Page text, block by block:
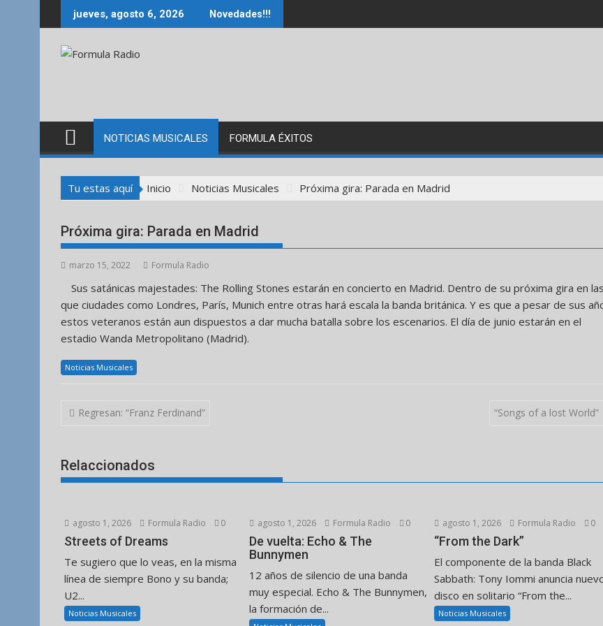
al
jueves, agosto 6, 2026 Novedades!!!
NOTICIAS MUSICALES FORMULA ÉXITOS
Tu estas aquí Inicio Noticias Musicales Próxima gira: Parada en Madrid
Próxima gira: Parada en Madrid
marzo 15, 2022 Formula Radio
Sus satánicas majestades: The Rolling Stones estarán en concierto en Madrid. Dentro de su próxima gira en las
que ciudades como Londres, París, Munich entre otras hará escala la banda británica. Y es que a pesar de sus
estos veteranos están aun dispuestos a dar mucha batalla sobre los escenarios. El día de junio estarán en el
estadio Wanda Metropolitano (Madrid).
Noticias Musicales
Navegación
Regresan: “Franz Ferdinand” “Songs of a lost World”
Relaccionados
agosto 1, 2026 Formula Radio 0
Streets of Dreams
Te sugiero que lo veas, en la misma
línea de siempre Bono y su banda;
U2...
Noticias Musicales
agosto 1, 2026 Formula Radio 0
De vuelta: Echo & The
Bunnymen
12 años de silencio de una banda
muy especial. Echo & The Bunnymen,
la formación de...
agosto 1, 2026 Formula Radio 0
“From the Dark”
El componente de la banda Black
Sabbath: Tony Iommi anuncia
disco en solitario “From the...
Noticias Musicales